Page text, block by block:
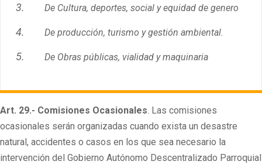
De Cultura, deportes, social y equidad de genero
De producción, turismo y gestión ambiental.
De Obras públicas, vialidad y maquinaria
Art. 29.- Comisiones Ocasionales . Las comisiones
ocasionales serán organizadas cuando exista un desastre
natural, accidentes o casos en los que sea necesario la
intervención del Gobierno Autónomo Descentralizado Parroquial